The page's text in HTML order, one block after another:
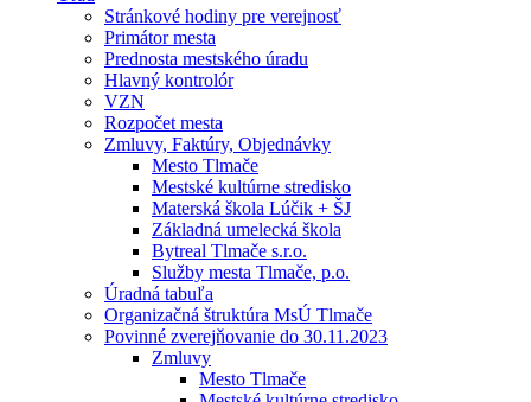
Stránkové hodiny pre verejnosť
Primátor mesta
Prednosta mestského úradu
Hlavný kontrolór
VZN
Rozpočet mesta
Zmluvy, Faktúry, Objednávky
Mesto Tlmače
Mestské kultúrne stredisko
Materská škola Lúčik + ŠJ
Základná umelecká škola
Bytreal Tlmače s.r.o.
Služby mesta Tlmače, p.o.
Úradná tabuľa
Organizačná štruktúra MsÚ Tlmače
Povinné zverejňovanie do 30.11.2023
Zmluvy
Mesto Tlmače